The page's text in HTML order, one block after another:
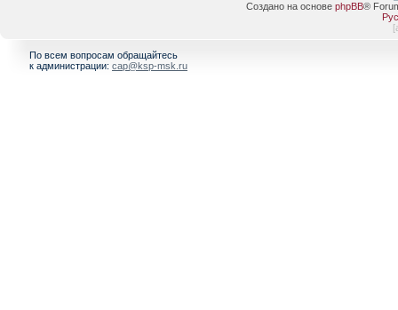
Создано на основе phpBB®
[
По всем вопросам обращайтесь
к администрации: cap@ksp-msk.ru